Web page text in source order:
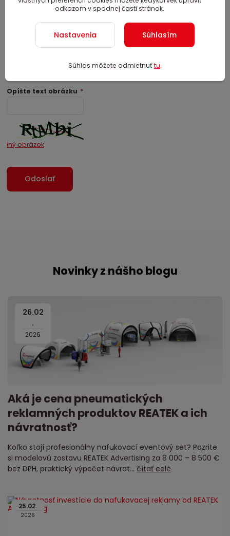
Požiadavka:
Opíšte text obrázku *
iný obrázok
Novinky z nášho blogu
26.02
.
2026
Aká je cena pneumatických
reklamných produktov REATEK a ich
návratnosť?
Koľko stojí profesionálny nafukovací eventový set? Pozrite
si modelovú zostavu REATEK Advertising za 8 000 – 8 500 €
bez DPH, praktický výpočet návrat... čítať celé
25.02.
2026
odkazom v spodnej časti stránok.
Nastavenia Súhlasím
Súhlas môžete odmietnuťtu.